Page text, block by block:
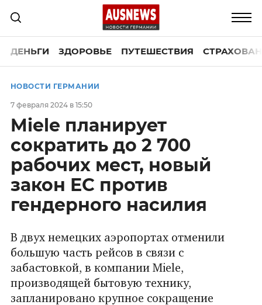
ДЕНЬГИ ЗДОРОВЬЕ ПУТЕШЕСТВИЯ
НОВОСТИ ГЕРМАНИИ
7 февраля 2024 в 15:50
Miele планирует
сократить до 2 700
рабочих мест, новый
закон ЕС против
гендерного насилия
В двух немецких аэропортах отменили
большую часть рейсов в связи с
забастовкой, в компании Miele,
производящей бытовую технику,
запланировано крупное сокращение